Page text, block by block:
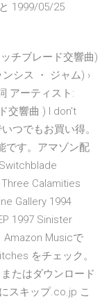
1999/05/25
チブレード交響曲)
シス ・ ジャム) ›
アーティスト:
交響曲 ) I don't
つでもお買い得。
です。アマゾン配
Calamities
Gallery 1994
1997 Sinister
Amazon Musicで
をチェック。
たはダウンロード
スキップ.co.jp こ